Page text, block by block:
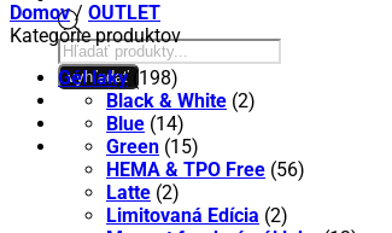
Products
search
vyhľadať
Domov / OUTLET
Kategórie produktov
Gél laky (198)
Black & White (2)
Blue (14)
Green (15)
HEMA & TPO Free (56)
Latte (2)
Limitovaná Edícia (2)